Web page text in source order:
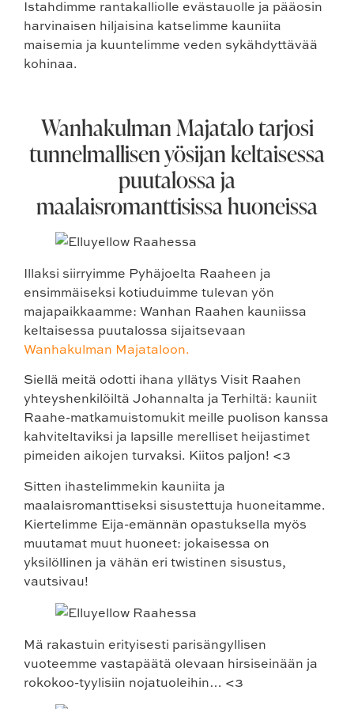
Istahdimme rantakalliolle evästauolle ja pääosin
harvinaisen hiljaisina katselimme kauniita
maisemia ja kuuntelimme veden sykähdyttävää
kohinaa.
Wanhakulman Majatalo tarjosi
tunnelmallisen yösijan keltaisessa
puutalossa ja
maalaisromanttisissa huoneissa
Illaksi siirryimme Pyhäjoelta Raaheen ja
ensimmäiseksi kotiuduimme tulevan yön
majapaikkaamme: Wanhan Raahen kauniissa
keltaisessa puutalossa sijaitsevaan
Wanhakulman Majataloon.
Siellä meitä odotti ihana yllätys Visit Raahen
yhteyshenkilöiltä Johannalta ja Terhiltä: kauniit
Raahe-matkamuistomukit meille puolison kanssa
kahviteltaviksi ja lapsille merelliset heijastimet
pimeiden aikojen turvaksi. Kiitos paljon! <3
Sitten ihastelimmekin kauniita ja
maalaisromanttiseksi sisustettuja huoneitamme.
Kiertelimme Eija-emännän opastuksella myös
muutamat muut huoneet: jokaisessa on
yksilöllinen ja vähän eri twistinen sisustus,
vautsivau!
Mä rakastuin erityisesti parisängyllisen
vuoteemme vastapäätä olevaan hirsiseinään ja
rokokoo-tyylisiin nojatuoleihin… <3